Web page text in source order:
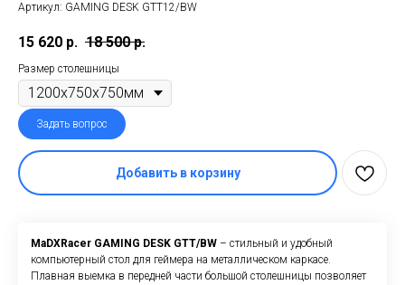
Артикул: GAMING DESK GTT12/BW
15 620 р. 18 500 р.
Размер столешницы
Задать вопрос
Добавить в корзину
MaDXRacer GAMING DESK GTT/BW – стильный и удобный
компьютерный стол для геймера на металлическом каркасе.
Плавная выемка в передней части большой столешницы позволяет